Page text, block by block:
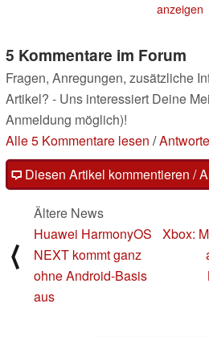
anzeigen
5 Kommentare im Forum
Fragen, Anregungen, zusätzliche
Artikel? - Uns interessiert Deine
Anmeldung möglich)!
Alle 5 Kommentare lesen /
Diesen Artikel kommentieren /
⟨
Ältere News
Huawei HarmonyOS
NEXT kommt ganz
ohne Android-Basis
aus
Xbox: